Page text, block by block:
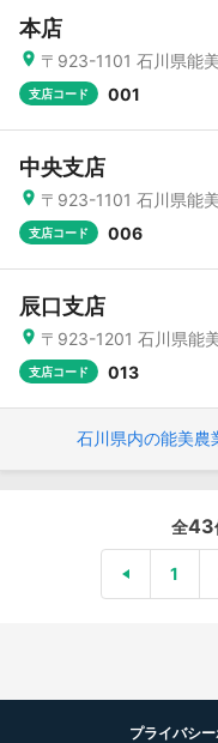
本店
〒923-1101 石川県能
支店コード 001
中央支店
〒923-1101 石川県能
支店コード 006
辰口支店
〒923-1201 石川県能
支店コード 013
石川県内の能美農
全43
1
プライバシ